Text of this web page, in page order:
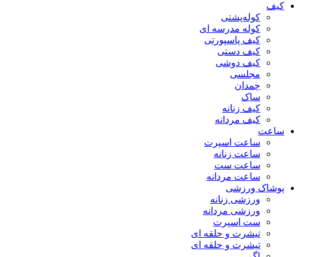
کیف
کوله‌پشتی
کوله مدرسه ای
کیف پاسپورتی
کیف دستی
کیف دوشی
مجلسی
چمدان
ساک
کیف زنانه
کیف مردانه
ساعت
ساعت اسپرت
ساعت زنانه
ساعت ست
ساعت مردانه
پوشاک ورزشی
ورزشی زنانه
ورزشی مردانه
ست اسپرت
تیشرت و حلقه ای
تیشرت و حلقه ای